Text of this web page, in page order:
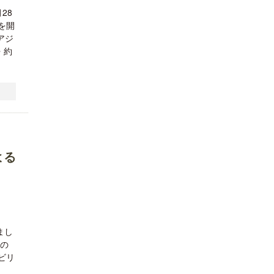
28
開
ジ
約
し
リ